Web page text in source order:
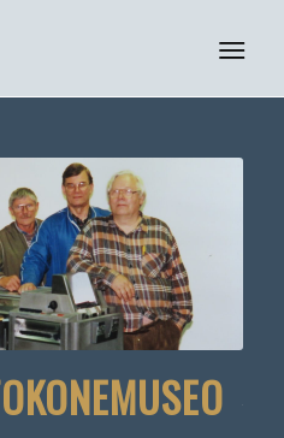
perustajajäsenet,
Grönberg, Paavo Salmela,
Sokka ja Ilari Taulio.